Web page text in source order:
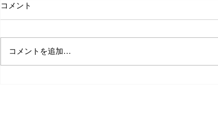
新卒の求人
コメント
コメントを追加…